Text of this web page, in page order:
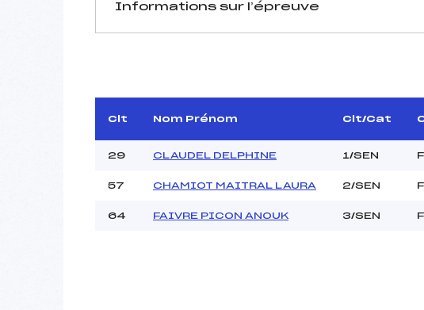
Informations sur l’épreuve
D.T Adjoint :
Dir. Epreuve :
Clt Nom Prénom Clt/Cat
29 CLAUDEL DELPHINE 1/SEN
57 CHAMIOT MAITRAL LAURA 2/SEN
64 FAIVRE PICON ANOUK 3/SEN